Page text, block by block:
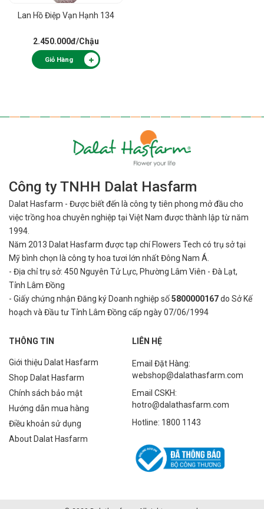
Lan Hồ Điệp Vạn Hạnh 134
2.450.000đ/Chậu
Giỏ Hàng
Công ty TNHH Dalat Hasfarm
Dalat Hasfarm - Được biết đến là công ty tiên phong mở đầu cho
việctrồng hoa chuyên nghiệp tại Việt Nam được thành lập từ năm
1994.
Năm 2013 Dalat Hasfarm được tạp chí Flowers Tech có trụ sở tại
Mỹ bình chọn là công ty hoa tươi lớn nhất Đông Nam Á.
- Địa chỉ trụ sở: 450 Nguyên Tử Lực, Phường Lâm Viên - Đà Lạt,
Tỉnh Lâm Đồng
- Giấy chứng nhận Đăng ký Doanh nghiệp số5800000167do Sở Kế
hoạch và Đầu tư Tỉnh Lâm Đồng cấp ngày 07/06/1994
THÔNG TIN
Giới thiệu Dalat Hasfarm
Shop Dalat Hasfarm
Chính sách bảo mật
Hướng dẫn mua hàng
Điều khoản sử dụng
About Dalat Hasfarm
LIÊN HỆ
Email Đặt Hàng:
webshop@dalathasfarm.com
Email CSKH:
hotro@dalathasfarm.com
Hotline: 1800 1143